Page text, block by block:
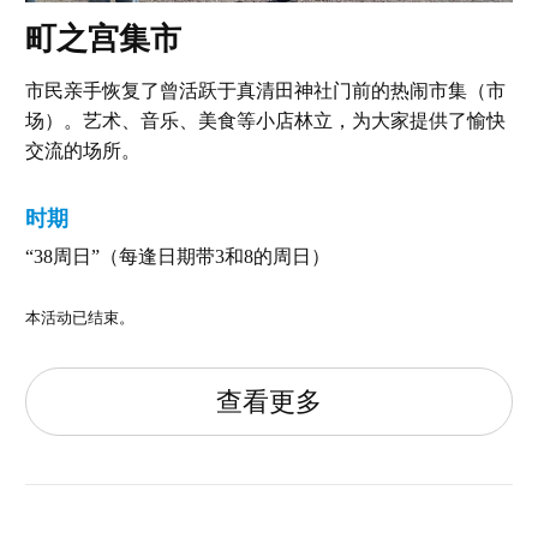
町之宫集市
市民亲手恢复了曾活跃于真清田神社门前的热闹市集（市
场）。艺术、音乐、美食等小店林立，为大家提供了愉快
交流的场所。
时期
“38周日”（每逢日期带3和8的周日）
本活动已结束。
查看更多